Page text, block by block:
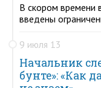
В скором времени
введены
9 июля 13
Начальник
бунте»: «Как